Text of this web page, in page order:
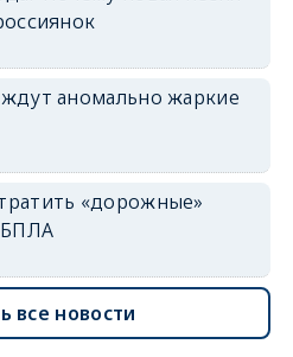
аномально жаркие
«дорожные»
БПЛА
все новости